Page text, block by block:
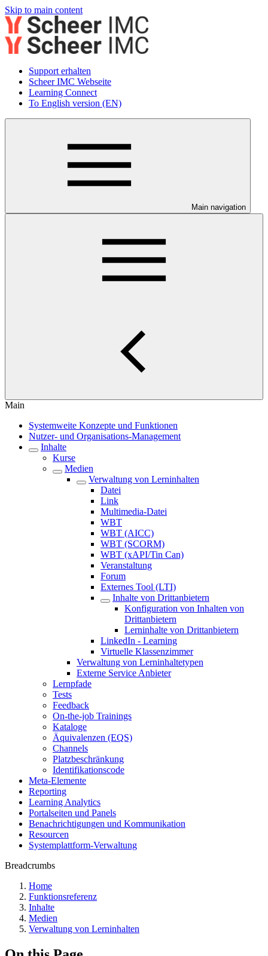
Skip to main content
Support erhalten
Scheer IMC Webseite
Learning Connect
To English version (EN)
Main navigation
Main
Systemweite Konzepte und Funktionen
Nutzer- und Organisations-Management
Inhalte
Kurse
Medien
Verwaltung von Lerninhalten
Datei
Link
Multimedia-Datei
WBT
WBT (AICC)
WBT (SCORM)
WBT (xAPI/Tin Can)
Veranstaltung
Forum
Externes Tool (LTI)
Inhalte von Drittanbietern
Konfiguration von Inhalten von
Drittanbietern
Lerninhalte von Drittanbietern
LinkedIn - Learning
Virtuelle Klassenzimmer
Verwaltung von Lerninhaltetypen
Externe Service Anbieter
Lernpfade
Tests
Feedback
On-the-job Trainings
Kataloge
Äquivalenzen (EQS)
Channels
Platzbeschränkung
Identifikationscode
Meta-Elemente
Reporting
Learning Analytics
Portalseiten und Panels
Benachrichtigungen und Kommunikation
Resourcen
Systemplattform-Verwaltung
Breadcrumbs
Home
Funktionsreferenz
Inhalte
Medien
Verwaltung von Lerninhalten